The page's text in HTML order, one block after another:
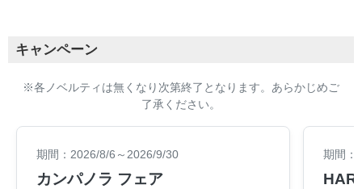
キャンペーン
※各ノベルティは無くなり次第終了となります。あらかじめご
了承ください。
期間：2026/8/6～2026/9/30
カンパノラ フェア
期間：